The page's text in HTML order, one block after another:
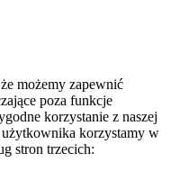
możemy zapewnić
poza funkcje
korzystanie z naszej
korzystamy w
stron trzecich: